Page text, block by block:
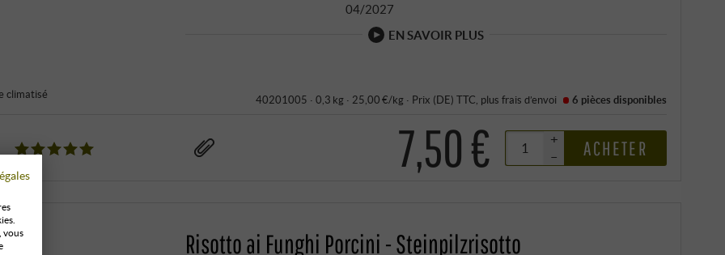
04/2027
EN SAVOIR PLUS
climatisé 40201005 · 0,3 kg · 25,00 €/kg· Prix (DE) TTC , plus frais d’envoi 6 pièces disponibles
7,50 €
+
–
ACHETER
Risotto ai Funghi Porcini - Steinpilzrisotto
vous